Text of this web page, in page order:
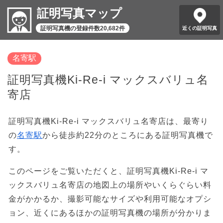
証明写真マップ
証明写真機の登録件数20,682件 近くの証明写真
名寄駅
証明写真機Ki-Re-i マックスバリュ名
寄店
証明写真機Ki-Re-i マックスバリュ名寄店は、最寄り
の名寄駅から徒歩約22分のところにある証明写真機で
す。
このページをご覧いただくと、証明写真機Ki-Re-i マ
ックスバリュ名寄店の地図上の場所やいくらぐらい料
金がかかるか、撮影可能なサイズや利用可能なオプシ
ョン、近くにあるほかの証明写真機の場所が分かりま